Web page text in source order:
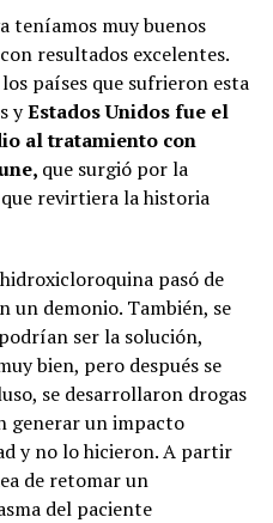
teníamos muy buenos
resultados excelentes.
países que sufrieron esta
yEstados Unidos fue el
al tratamiento con
que surgió por la
revirtiera la historia
pasó de
un demonio. También, se
ser la solución,
bien, pero después se
se desarrollaron drogas
generar un impacto
y no lo hicieron. A partir
de retomar un
del paciente